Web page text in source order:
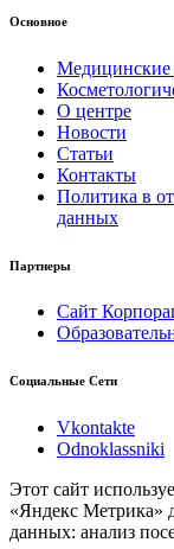
Основное
Медицинские
О центре
Новости
Статьи
Контакты
Политика в
данных
Партнеры
Сайт
Социальные Сети
Vkontakte
Odnoklassniki
Этот сайт
«Яндекс Метрика»
данных: анализ